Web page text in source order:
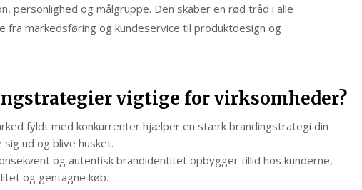
personlighed og målgruppe. Den skaber en rød tråd i alle
fra markedsføring og kundeservice til produktdesign og
vigtige for virksomheder?
fyldt med konkurrenter hjælper en stærk brandingstrategi din
ud og blive husket.
og autentisk brandidentitet opbygger tillid hos kunderne,
og gentagne køb.